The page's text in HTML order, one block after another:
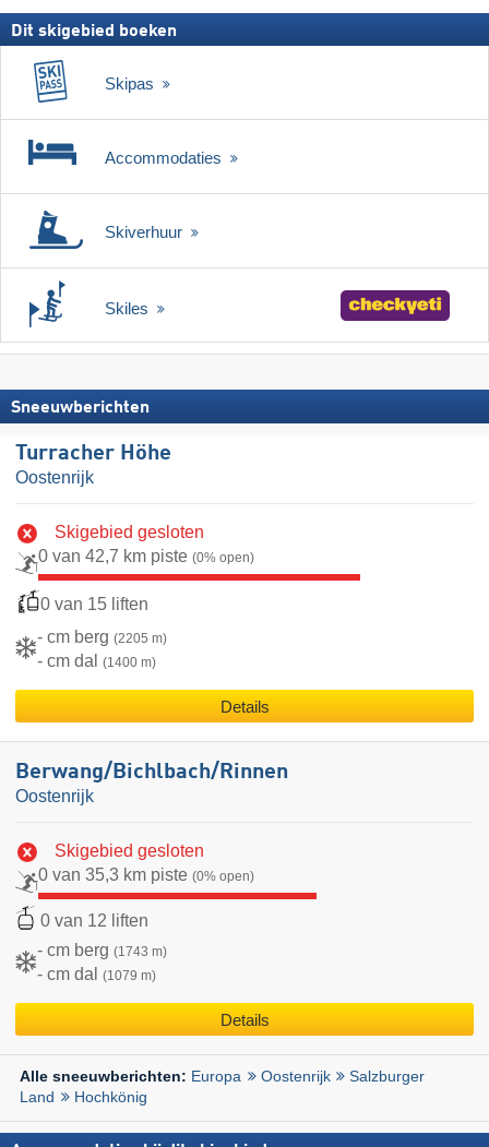
Dit skigebied boeken
Skipas
Accommodaties
Skiverhuur
Skiles
Sneeuwberichten
Turracher Höhe
Oostenrijk
Skigebied gesloten
0 van 42,7 km piste (0% open)
0 van 15 liften
- cm berg (2205 m)
- cm dal (1400 m)
Details
Berwang/​Bichlbach/​Rinnen
Oostenrijk
Skigebied gesloten
0 van 35,3 km piste (0% open)
0 van 12 liften
- cm berg (1743 m)
- cm dal (1079 m)
Details
Alle sneeuwberichten: Europa Oostenrijk
Salzburger
Land
Hochkönig